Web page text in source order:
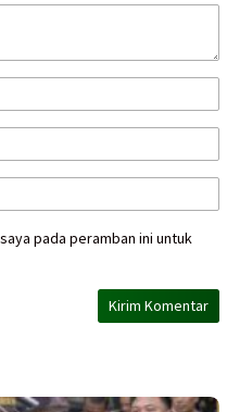
pada peramban ini untuk